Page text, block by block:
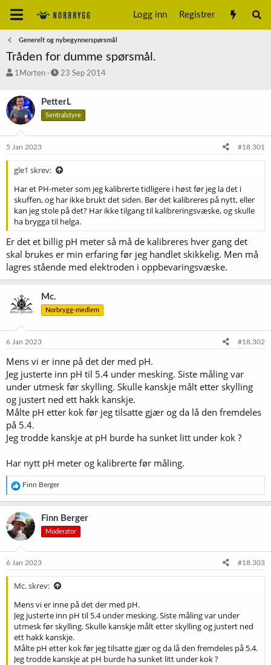
Logg inn Registrer
Generelt og nybegynnerspørsmål
Tråden for dumme spørsmål.
T
å
d
s
a
r
t
e
1Morten
S
r
t
a
o
23 Sep 2014
PetterL
Sentralstyre
5 Jan 2023 #18.301
gle1 skrev:
Har et PH-meter som jeg kalibrerte tidligere i høst før jeg la det i
skuffen, og har ikke brukt det siden. Bør det kalibreres på nytt, eller
kan jeg stole på det? Har ikke tilgang til kalibreringsvæske, og skulle
ha brygga til helga.
Er det et billig pH meter så må de kalibreres hver gang det
skal brukes er min erfaring før jeg handlet skikkelig. Men må
lagres stående med elektroden i oppbevaringsvæske.
Mc.
Norbrygg-medlem
6 Jan 2023 #18.302
Mens vi er inne på det der med pH.
Jeg justerte inn pH til 5.4 under mesking. Siste måling var
under utmesk før skylling. Skulle kanskje målt etter skylling
og justert ned ett hakk kanskje.
Målte pH etter kok før jeg tilsatte gjær og da lå den fremdeles
på 5.4.
Jeg trodde kanskje at pH burde ha sunket litt under kok ?
Har nytt pH meter og kalibrerte før måling.
R
e
a
k
s
j
o
e
Finn Berger
Finn Berger
Moderator
6 Jan 2023 #18.303
Mc. skrev:
Mens vi er inne på det der med pH.
Jeg justerte inn pH til 5.4 under mesking. Siste måling var under
utmesk før skylling. Skulle kanskje målt etter skylling og justert ned
ett hakk kanskje.
Målte pH etter kok før jeg tilsatte gjær og da lå den fremdeles på 5.4.
Jeg trodde kanskje at pH burde ha sunket litt under kok ?